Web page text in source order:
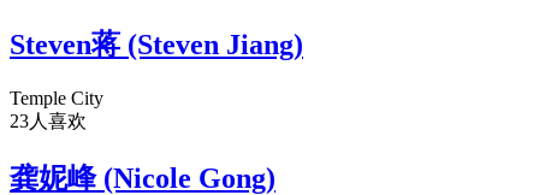
Steven蒋 (Steven Jiang)
Temple City
23人喜欢
龚妮峰 (Nicole Gong)